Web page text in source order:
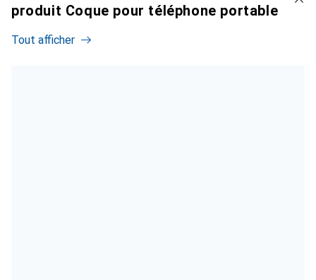
produit Coque pour téléphone portable
Tout afficher